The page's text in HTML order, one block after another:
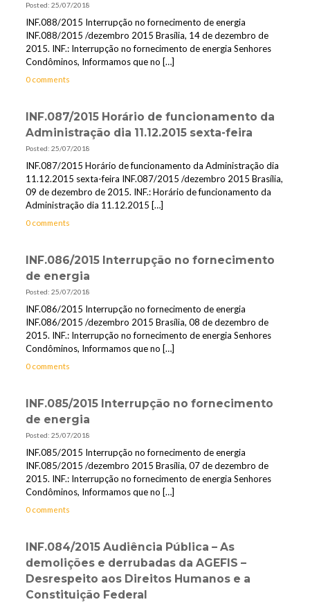
Posted: 25/07/2018
INF.088/2015 Interrupção no fornecimento de energia
INF.088/2015 /dezembro 2015 Brasília, 14 de dezembro de
2015. INF.: Interrupção no fornecimento de energia Senhores
Condôminos, Informamos que no […]
0 comments
INF.087/2015 Horário de funcionamento da
Administração dia 11.12.2015 sexta-feira
Posted: 25/07/2018
INF.087/2015 Horário de funcionamento da Administração dia
11.12.2015 sexta-feira INF.087/2015 /dezembro 2015 Brasília,
09 de dezembro de 2015. INF.: Horário de funcionamento da
Administração dia 11.12.2015 […]
0 comments
INF.086/2015 Interrupção no fornecimento
de energia
Posted: 25/07/2018
INF.086/2015 Interrupção no fornecimento de energia
INF.086/2015 /dezembro 2015 Brasília, 08 de dezembro de
2015. INF.: Interrupção no fornecimento de energia Senhores
Condôminos, Informamos que no […]
0 comments
INF.085/2015 Interrupção no fornecimento
de energia
Posted: 25/07/2018
INF.085/2015 Interrupção no fornecimento de energia
INF.085/2015 /dezembro 2015 Brasília, 07 de dezembro de
2015. INF.: Interrupção no fornecimento de energia Senhores
Condôminos, Informamos que no […]
0 comments
INF.084/2015 Audiência Pública – As
demolições e derrubadas da AGEFIS –
Desrespeito aos Direitos Humanos e a
Constituição Federal